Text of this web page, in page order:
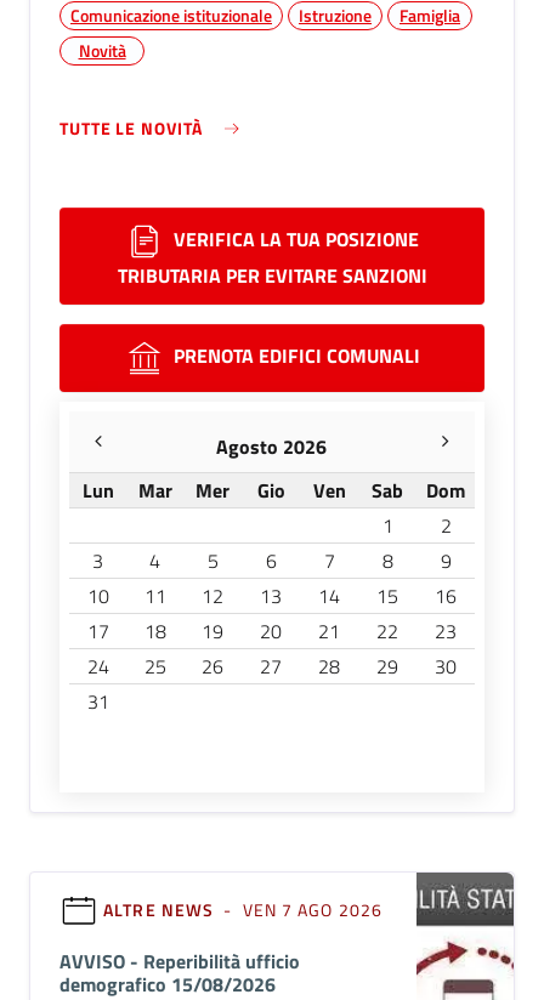
Comunicazione istituzionale
Istruzione
Famiglia
Novità
TUTTE LE NOVITÀ
VERIFICA LA TUA POSIZIONE
TRIBUTARIA PER EVITARE SANZIONI
PRENOTA EDIFICI COMUNALI
Agosto 2026
Lun
Mar Mer Gio Ven Sab
Dom
1
2
3
4 5 6 7 8
9
10
11 12 13 14 15
16
17
18 19 20 21 22
23
24
25 26 27 28 29
30
31
ALTRE NEWS - VEN 7 AGO 2026
AVVISO - Reperibilità ufficio
demografico 15/08/2026